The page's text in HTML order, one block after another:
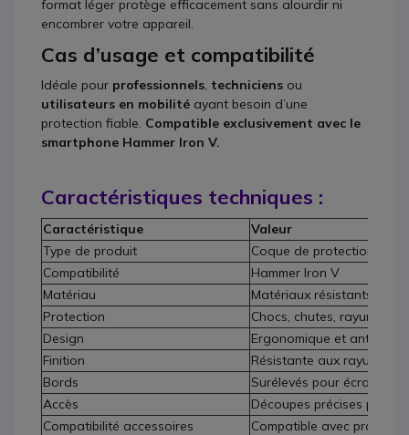
format léger protège efficacement sans alourdir ni
encombrer votre appareil.
Cas d’usage et compatibilité
Idéale pour professionnels, techniciens ou
utilisateurs en mobilité ayant besoin d’une
protection fiable. Compatible exclusivement avec le
smartphone Hammer Iron V.
Caractéristiques techniques :
Caractéristique
Valeur
Type de produit
Coque de protection
Compatibilité
Hammer Iron V
Matériau
Matériaux résistants aux
Protection
Chocs, chutes, rayures
Design
Ergonomique et
Finition
Résistante aux rayures
Bords
Surélevés pour écran et
Accès
Découpes précises pour
Compatibilité accessoires
Compatible avec